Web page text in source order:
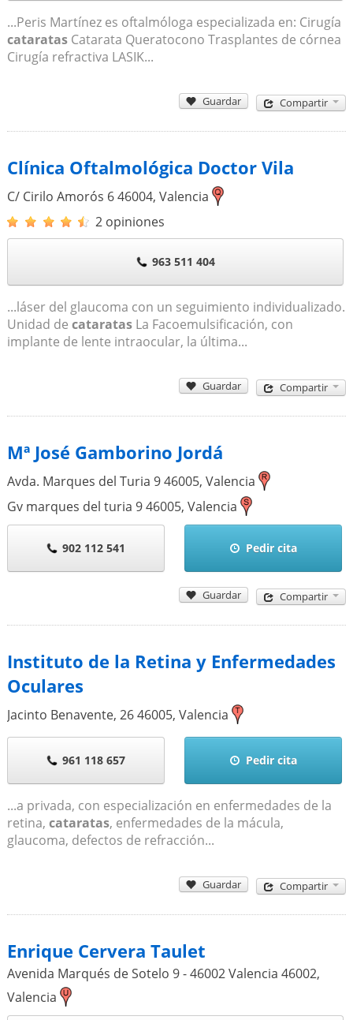
...Peris Martínez es oftalmóloga especializada en: Cirugía
cataratasCatarata Queratocono Trasplantes de córnea
Cirugía refractiva LASIK...
Guardar Compartir
Clínica Oftalmológica Doctor Vila
C/ Cirilo Amorós 646004, Valencia
2 opiniones
963 511 404
...láser del glaucoma con un seguimiento individualizado.
Unidad de cataratasLa Facoemulsificación, con
implante de lente intraocular, la última...
Guardar Compartir
Mª José Gamborino Jordá
Avda. Marques del Turia 946005, Valencia
Gv marques del turia 946005, Valencia
902 112 541 Pedir cita
Guardar Compartir
Instituto de la Retina y Enfermedades
Oculares
Jacinto Benavente, 2646005, Valencia
961 118 657 Pedir cita
...a privada, con especialización en enfermedades de la
retina, cataratas, enfermedades de la mácula,
glaucoma, defectos de refracción...
Guardar Compartir
Enrique Cervera Taulet
Avenida Marqués de Sotelo 9 - 46002 Valencia 46002,
Valencia